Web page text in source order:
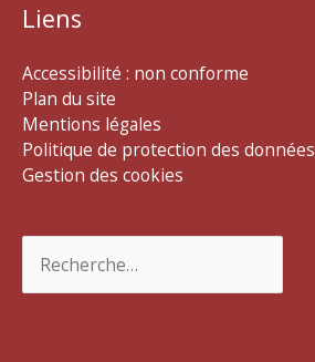
Liens
Accessibilité : non conforme
Plan du site
Mentions légales
Politique de protection des données
Gestion des cookies